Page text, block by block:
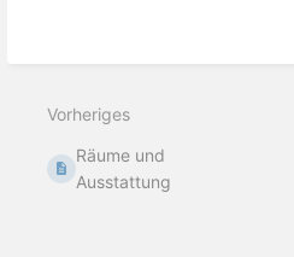
Vorheriges
Räume und
Ausstattung